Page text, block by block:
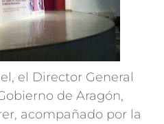
el Director General
de Aragón,
acompañado por la